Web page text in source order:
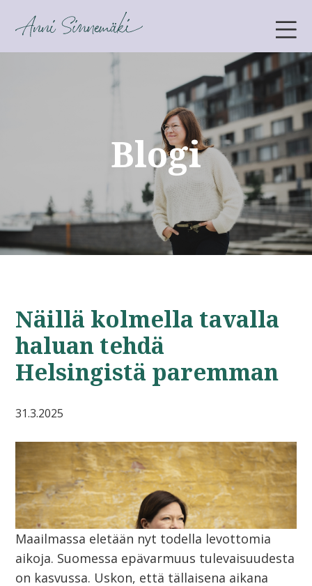
ANNI SINNEMÄKI
Blogi
Näillä kolmella tavalla
haluan tehdä
Helsingistä paremman
31.3.2025
Maailmassa eletään nyt todella levottomia
aikoja. Suomessa epävarmuus tulevaisuudesta
on kasvussa. Uskon, että tällaisena aikana